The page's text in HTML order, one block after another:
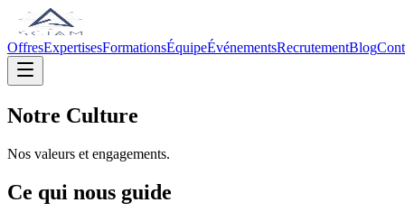
OffresExpertisesFormationsÉquipeÉvénementsRecrutementBlog
Notre Culture
Nos valeurs et engagements.
Ce qui nous guide